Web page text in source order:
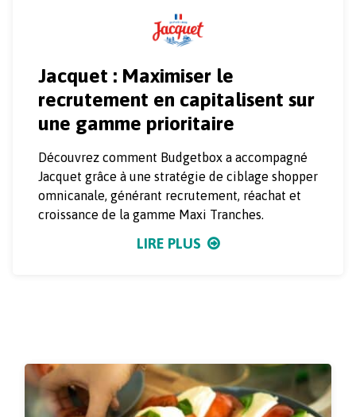
Jacquet : Maximiser le
recrutement en capitalisent sur
une gamme prioritaire
Découvrez comment Budgetbox a accompagné
Jacquet grâce à une stratégie de ciblage shopper
omnicanale, générant recrutement, réachat et
croissance de la gamme Maxi Tranches.
LIRE PLUS